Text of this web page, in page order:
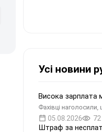
Усі новини
Висока зарплата
Фахівці
05.08.2026 72
Штраф за